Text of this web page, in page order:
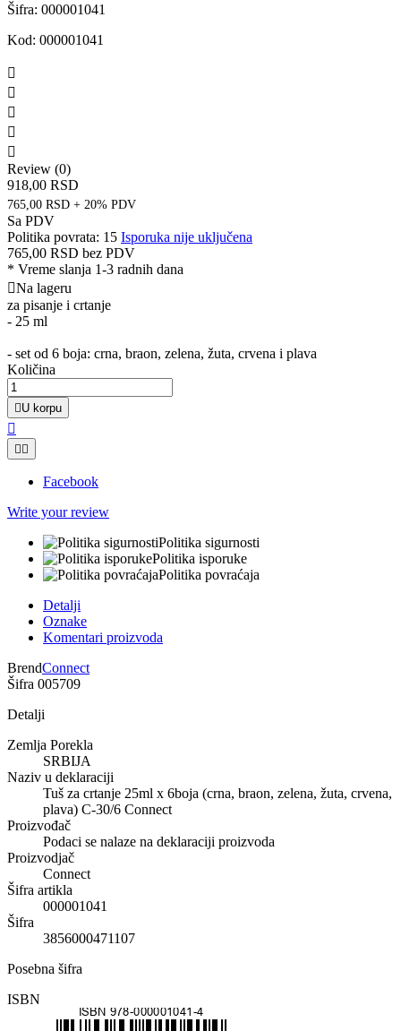
Šifra: 000001041
Kod: 000001041





Review (0)
918,00 RSD
765,00 RSD + 20% PDV
Sa PDV
Politika povrata: 15 Isporuka nije uključena
765,00 RSD bez PDV
* Vreme slanja 1-3 radnih dana
Na lageru
za pisanje i crtanje
- 25 ml
- set od 6 boja: crna, braon, zelena, žuta, crvena i plava
Količina
 U korpu

 
Facebook
Write your review
Politika sigurnosti
Politika isporuke
Politika povraćaja
Detalji
Oznake
Komentari proizvoda
BrendConnect
Šifra 005709
Detalji
Zemlja Porekla
SRBIJA
Naziv u deklaraciji
Tuš za crtanje 25ml x 6boja (crna, braon, zelena, žuta, crvena,
plava) C-30/6 Connect
Proizvođač
Podaci se nalaze na deklaraciji proizvoda
Proizvodjač
Connect
Šifra artikla
000001041
Šifra
3856000471107
Posebna šifra
ISBN